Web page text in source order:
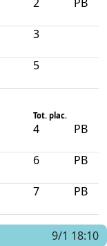
3
5
Tot. plac.
4 PB
6 PB
7 PB
9/1 18:10